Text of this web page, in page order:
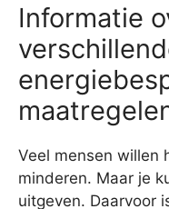
Informatie
Veel mensen willen
minderen. Maar je
uitgeven. Daarvoor